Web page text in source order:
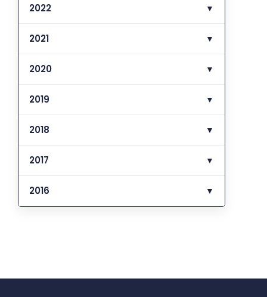
2022 ▼
2021 ▼
2020 ▼
2019 ▼
2018 ▼
2017 ▼
2016 ▼